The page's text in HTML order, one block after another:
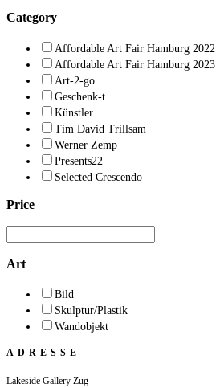
Category
Affordable Art Fair Hamburg 2022
Affordable Art Fair Hamburg 2023
Art-2-go
Geschenk-t
Künstler
Tim David Trillsam
Werner Zemp
Presents22
Selected Crescendo
Price
Art
Bild
Skulptur/Plastik
Wandobjekt
ADRESSE
Lakeside Gallery Zug